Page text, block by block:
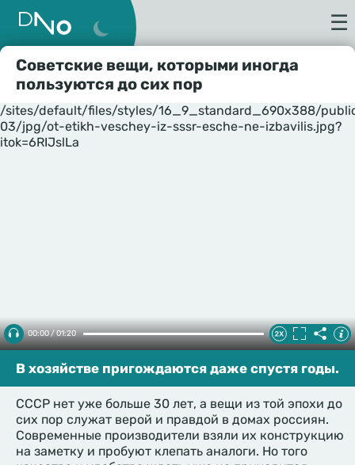
☰
Советские вещи, которыми иногда
пользуются до сих пор
/sites/default/files/styles/16_9_standard_690x388/
03/jpg/ot-etikh-veschey-iz-sssr-esche-ne-izbavilis.jpg?
itok=6RIJslLa
00:00 / 01:20
В хозяйстве пригождаются даже спустя годы.
СССР нет уже больше 30 лет, а вещи из той эпохи до
сих пор служат верой и правдой в домах россиян.
Современные производители взяли их конструкцию
на заметку и пробуют клепать аналоги. Но того